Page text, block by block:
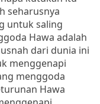
seharusnya
untuk saling
Hawa adalah
dari dunia ini
menggenapi
menggoda
Hawa